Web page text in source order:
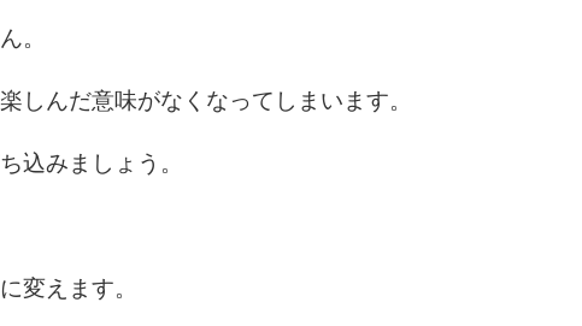
。
しんだ意味がなくなってしまいます。
込みましょう。
変えます。